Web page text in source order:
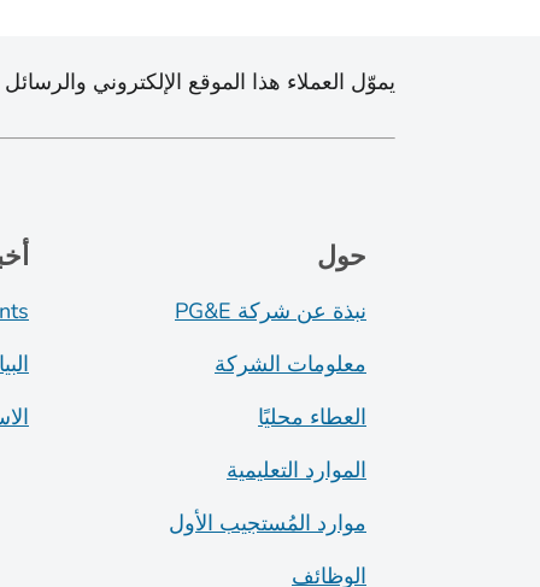
يموّل العملاء هذا الموقع الإلكتروني
حول
نبذة عن شركة PG&E
معلومات الشركة
العطاء محليًا
الموارد التعليمية
موارد المُستجيب الأول
الوظائف